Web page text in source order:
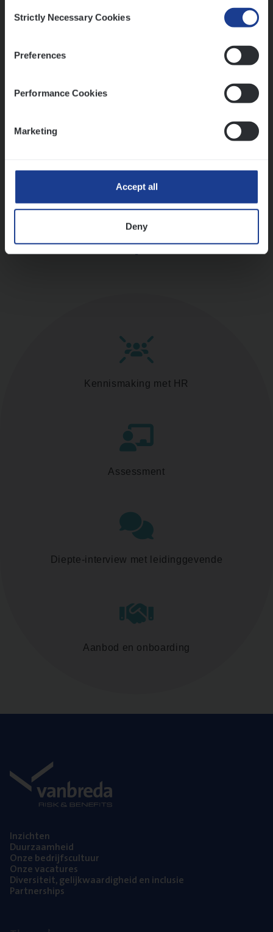
Selection
Strictly Necessary Cookies
Preferences
Performance Cookies
Marketing
Accept all
Deny
Vorige Volgende
Mathias houdt van diepgaande dossiers én droge
Thalia zoekt graag oplossingen, in games én op het
Ons sollicitatieproces
Kennismaking met HR
Assessment
Diepte-interview met leidinggevende
Aanbod en onboarding
Inzich­ten
Duur­zaam­heid
Onze bedrijfs­cul­tuur
Onze vaca­tu­res
Diver­si­teit, gelijk­waar­dig­heid en inclusie
Part­ner­ships